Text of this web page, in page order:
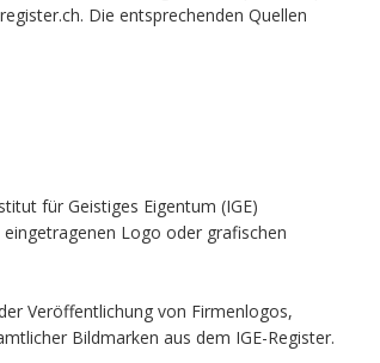
Die entsprechenden Quellen
für Geistiges Eigentum (IGE)
Logo oder grafischen
Veröffentlichung von Firmenlogos,
Bildmarken aus dem IGE-Register.